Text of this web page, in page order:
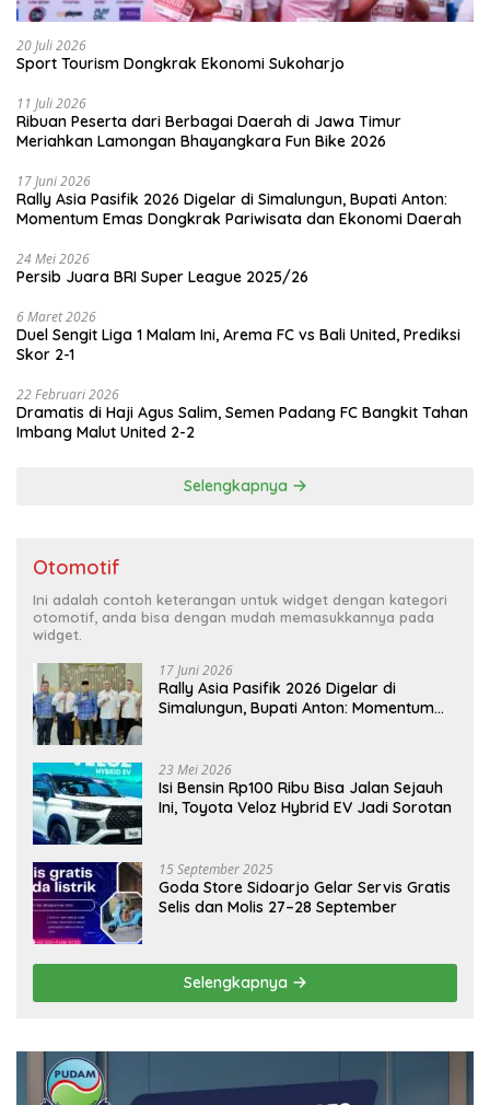
20 Juli 2026
Sport Tourism Dongkrak Ekonomi Sukoharjo
11 Juli 2026
Ribuan Peserta dari Berbagai Daerah di Jawa Timur
Meriahkan Lamongan Bhayangkara Fun Bike 2026
17 Juni 2026
Rally Asia Pasifik 2026 Digelar di Simalungun, Bupati Anton:
Momentum Emas Dongkrak Pariwisata dan Ekonomi Daerah
24 Mei 2026
Persib Juara BRI Super League 2025/26
6 Maret 2026
Duel Sengit Liga 1 Malam Ini, Arema FC vs Bali United, Prediksi
Skor 2-1
22 Februari 2026
Dramatis di Haji Agus Salim, Semen Padang FC Bangkit Tahan
Imbang Malut United 2-2
Selengkapnya
Otomotif
Ini adalah contoh keterangan untuk widget dengan kategori
otomotif, anda bisa dengan mudah memasukkannya pada
widget.
17 Juni 2026
Rally Asia Pasifik 2026 Digelar di
Simalungun, Bupati Anton: Momentum
23 Mei 2026
Isi Bensin Rp100 Ribu Bisa Jalan Sejauh
Ini, Toyota Veloz Hybrid EV Jadi Sorotan
15 September 2025
Goda Store Sidoarjo Gelar Servis Gratis
Selis dan Molis 27–28 September
Selengkapnya